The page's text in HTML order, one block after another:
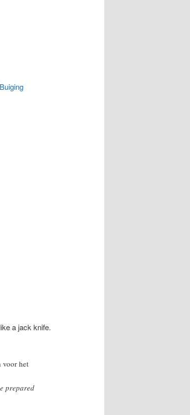
a jack knife.
voor het
prepared